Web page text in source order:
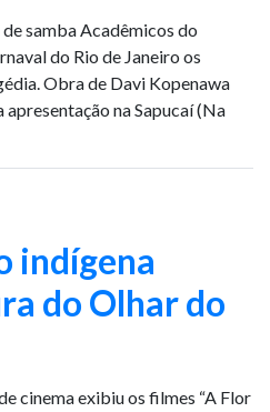
de samba Acadêmicos do
do Rio de Janeiro os
Obra de Davi Kopenawa
na Sapucaí (Na
indígena
do Olhar do
cinema exibiu os filmes “A Flor